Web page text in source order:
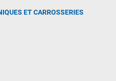
ET CARROSSERIES